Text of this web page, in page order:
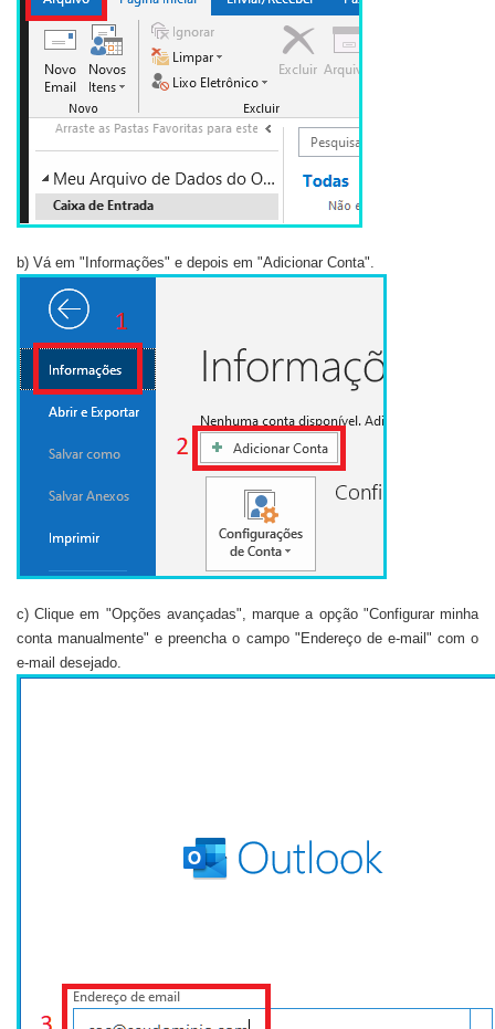
b) Vá em "Informações" e depois em "Adicionar Conta".
c) Clique em "Opções avançadas", marque a opção "Configurar minha
conta manualmente" e preencha o campo "Endereço de e-mail" com o
e-mail desejado.